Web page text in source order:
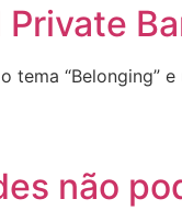
Private
tema “Belonging”
não